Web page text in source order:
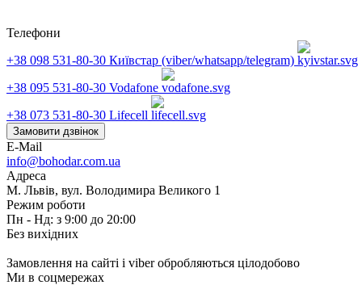
Телефони
+38 098 531-80-30 Київстар (viber/whatsapp/telegram)
+38 095 531-80-30 Vodafone
+38 073 531-80-30 Lifecell
Замовити дзвінок
E-Mail
info@bohodar.com.ua
Адреса
М. Львів, вул. Володимира Великого 1
Режим роботи
Пн - Нд: з 9:00 до 20:00
Без вихідних
Замовлення на сайті і viber обробляються цілодобово
Ми в соцмережах